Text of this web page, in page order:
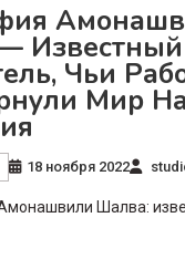
Чьи
Мир
18 ноября 2022